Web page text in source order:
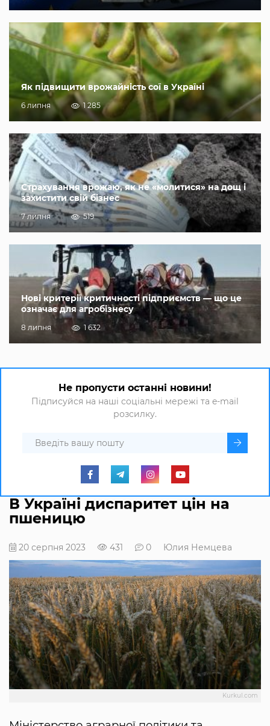
Як підвищити врожайність сої в Україні
6 липня 1 285
Страхування врожаю, як не «молитися» на дощ і
захистити свій бізнес
7 липня 519
Нові критерії критичності підприємств — що це
означає для агробізнесу
8 липня 1 632
Не пропусти останні новини!
Підписуйся на наші соціальні мережі та e-mail
розсилку.
В Україні диспаритет цін на
пшеницю
20 серпня 2023 431 0 Юлия Немцева
Kurkul.com